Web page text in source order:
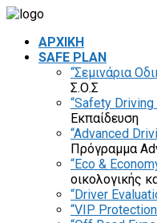
ΑΡΧΙΚΗ
SAFE PLAN
“Σεμινάρια
Σ.Ο.Σ
“Safety Driving
Εκπαίδευση
“Advanced
Πρόγραμμα
“Eco &
οικολογικής
“Driver
“VIP